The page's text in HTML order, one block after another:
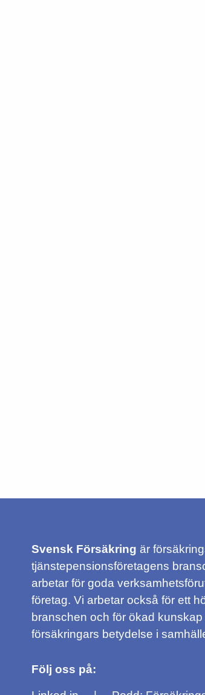
Svensk Försäkring är
tjänstepensionsföretagens
arbetar för goda
företag. Vi arbetar också för ett
branschen och för ökad
försäkringars betydelse i
Följ oss på: